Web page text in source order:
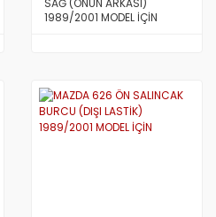
SAĞ (ÖNÜN ARKASI)
1989/2001 MODEL İÇİN